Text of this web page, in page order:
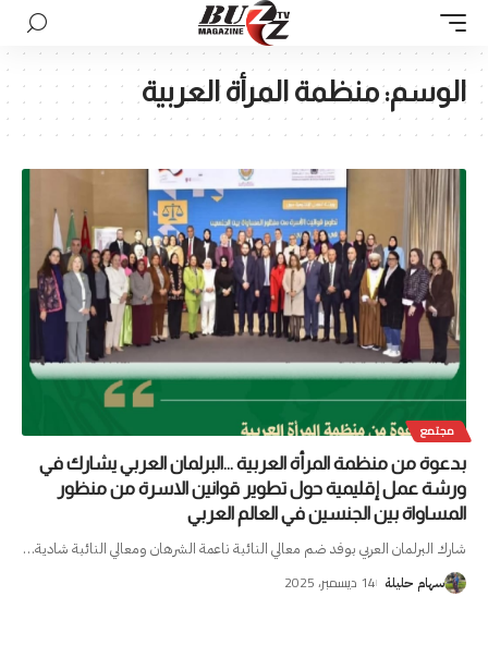
الوسم:منظمة المرأة العربية
مجتمع
بدعوة من منظمة المرأة العربية …البرلمان العربي يشارك في
ورشة عمل إقليمية حول تطوير قوانين الاسرة من منظور
المساواة بين الجنسين في العالم العربي
شارك البرلمان العربي بوفد ضم معالي النائبة ناعمة الشرهان ومعالي النائبة شادية…
سهام حليلة 14 ديسمبر، 2025